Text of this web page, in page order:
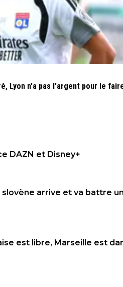
Lyon n'a pas l'argent pour le
DAZN et Disney+
slovène arrive et va battre
est libre, Marseille est